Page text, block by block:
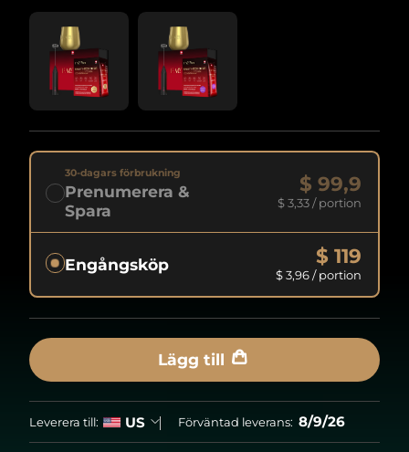
30-dagars förbrukning
Prenumerera &
Spara
$ 99,9
$ 3,33/ portion
Engångsköp $ 119
$ 3,96/ portion
Lägg till
Leverera till: US Förväntad leverans: 8/9/26